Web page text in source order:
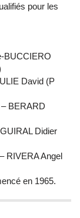
pour les
BUCCIERO
David (P
BERARD
Didier
RIVERA Angel
en 1965.